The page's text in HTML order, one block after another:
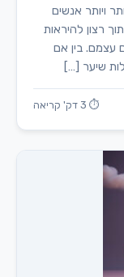
ויותר אנשים
רצון להיראות
עצמם. בין אם
שיער […]
⏱ 3 דק' קריאה